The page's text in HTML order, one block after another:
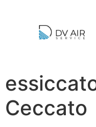
Ceccato